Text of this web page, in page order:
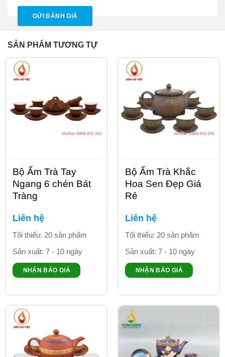
SẢN PHẨM TƯƠNG TỰ
Bộ Ấm Trà Tay
Ngang 6 chén Bát
Tràng
Liên hệ
Tối thiểu: 20 sản phẩm
Sản xuất: 7 - 10 ngày
NHẬN BÁO GIÁ
Bộ Ấm Trà Khắc
Hoa Sen Đẹp Giá
Rẻ
Liên hệ
Tối thiểu: 20 sản phẩm
Sản xuất: 7 - 10 ngày
NHẬN BÁO GIÁ